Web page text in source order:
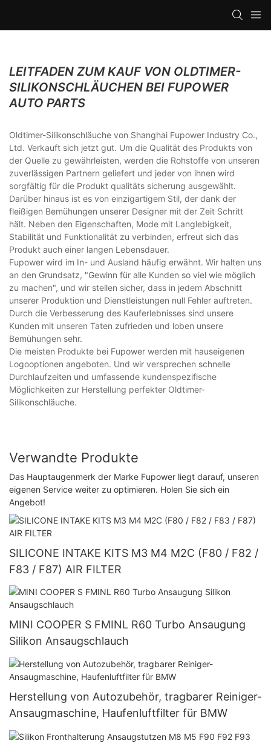
LEITFADEN ZUM KAUF VON OLDTIMER-
SILIKONSCHLÄUCHEN BEI FUPOWER
AUTO PARTS
Oldtimer-Silikonschläuche von Shanghai Fupower Industry Co.,
Ltd. Verkauft sich jetzt gut. Um die Qualität des Produkts von
der Quelle zu gewährleisten, werden die Rohstoffe von unseren
zuverlässigen Partnern geliefert und jeder von ihnen wird
sorgfältig für die Produkt qualitäts sicherung ausgewählt.
Darüber hinaus ist es von einzigartigem Stil, der dank der
fleißigen Bemühungen unserer Designer mit der Zeit Schritt
hält. Neben den Eigenschaften, Mode mit Langlebigkeit,
Stabilität und Funktionalität zu verbinden, erfreut sich das
Produkt auch einer langen Lebensdauer.
Fupower wird im In- und Ausland häufig erwähnt. Wir halten uns
an den Grundsatz, "Gewinn für alle Kunden so viel wie möglich
zu machen", und wir stellen sicher, dass in jedem Abschnitt
unserer Produktion und Dienstleistungen null Fehler auftreten.
Durch die Verbesserung des Kauferlebnisses sind unsere
Kunden mit unseren Taten zufrieden und loben unsere
Bemühungen sehr.
Die meisten Produkte bei Fupower werden mit hauseigenen
Logooptionen angeboten. Und wir versprechen schnelle
Durchlaufzeiten und umfassende kundenspezifische
Möglichkeiten zur Herstellung perfekter Oldtimer-
Silikonschläuche.
Verwandte Produkte
Das Hauptaugenmerk der Marke Fupower liegt darauf, unseren
eigenen Service weiter zu optimieren. Holen Sie sich ein
Angebot!
SILICONE INTAKE KITS M3 M4 M2C (F80 / F82 /
F83 / F87) AIR FILTER
MINI COOPER S FMINL R60 Turbo Ansaugung
Silikon Ansaugschlauch
Herstellung von Autozubehör, tragbarer Reiniger-
Ansaugmaschine, Haufenluftfilter für BMW